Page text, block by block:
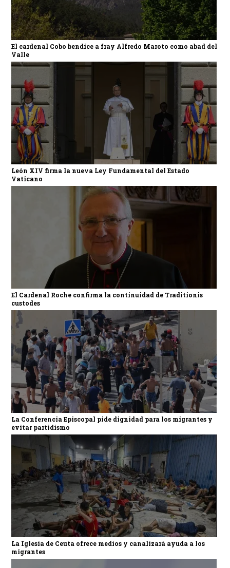
El cardenal Cobo bendice a fray Alfredo Maroto como abad del
Valle
León XIV firma la nueva Ley Fundamental del Estado
Vaticano
El Cardenal Roche confirma la continuidad de Traditionis
custodes
La Conferencia Episcopal pide dignidad para los migrantes y
evitar partidismo
La Iglesia de Ceuta ofrece medios y canalizará ayuda a los
migrantes